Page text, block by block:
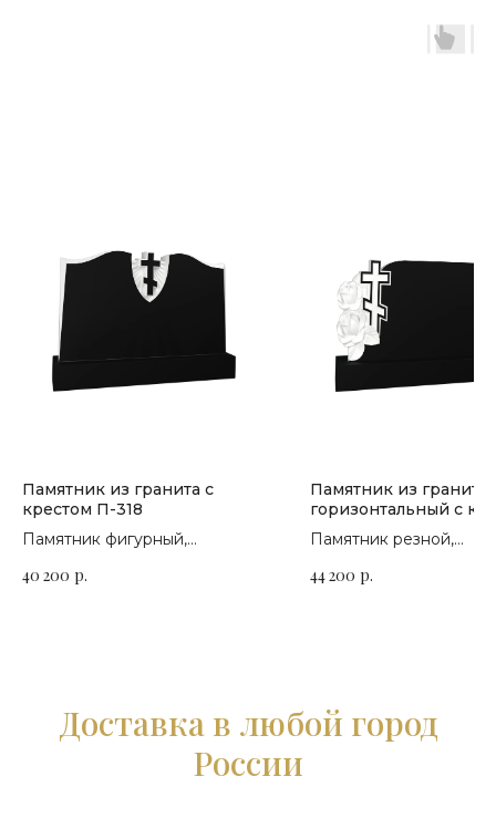
Памятник из гранита с
крестом П-318
Памятник фигурный,
на выбор
40 200 р.
Памятник из гранита
горизонтальный с
розами П-179
Памятник резной,
на выбор
44 200 р.
Доставка в любой город
России